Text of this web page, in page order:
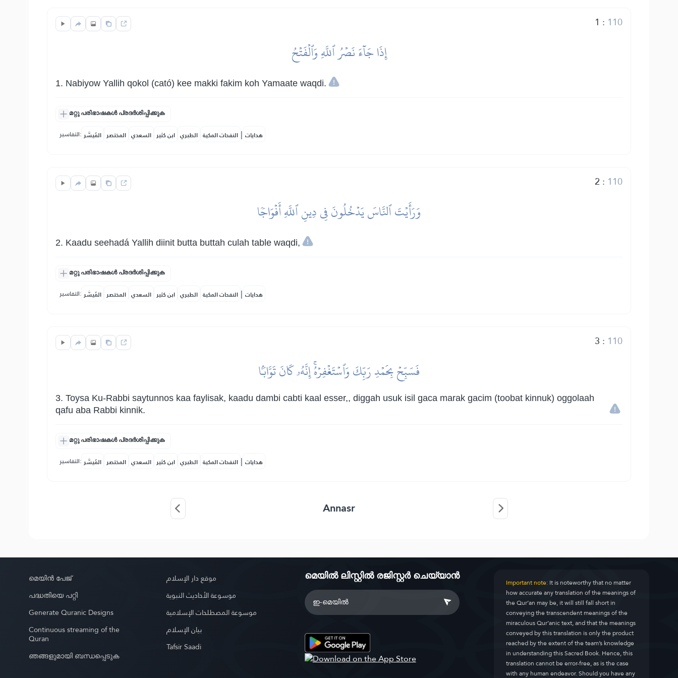
1 : 110
إِذَا جَآءَ نَصۡرُ ٱللَّهِ وَٱلۡفَتۡحُ
1. Nabiyow Yallih qokol (cató) kee makki fakim koh Yamaate waqdi.
മറ്റു പരിഭാഷകൾ പ്രദർശിപ്പിക്കുക
التفاسير: المُيسَّر المختصر السعدي ابن كثير الطبري النفحات المكية | هدايات
2 : 110
وَرَأَيۡتَ ٱلنَّاسَ يَدۡخُلُونَ فِي دِينِ ٱللَّهِ أَفۡوَاجٗا
2. Kaadu seehadá Yallih diinit butta buttah culah table waqdi,
മറ്റു പരിഭാഷകൾ പ്രദർശിപ്പിക്കുക
التفاسير: المُيسَّر المختصر السعدي ابن كثير الطبري النفحات المكية | هدايات
3 : 110
فَسَبِّحۡ بِحَمۡدِ رَبِّكَ وَٱسۡتَغۡفِرۡهُۚ إِنَّهُۥ كَانَ تَوَّابَۢا
3. Toysa Ku-Rabbi saytunnos kaa faylisak, kaadu dambi cabti kaal esser,, diggah usuk isil gaca marak gacim (toobat kinnuk) oggolaah
qafu aba Rabbi kinnik.
മറ്റു പരിഭാഷകൾ പ്രദർശിപ്പിക്കുക
التفاسير: المُيسَّر المختصر السعدي ابن كثير الطبري النفحات المكية | هدايات
Annasr
മെയിൻ പേജ്
പദ്ധതിയെ പറ്റി
Generate Quranic Designs
Continuous streaming of the
Quran
ഞങ്ങളുമായി ബന്ധപ്പെടുക
موقع دار الإسلام
موسوعة الأحاديث النبوية
موسوعة المصطلحات الإسلامية
بيان الإسلام
Tafsir Saadi
മെയിൽ ലിസ്റ്റിൽ രജിസ്റ്റർ ചെയ്യാൻ Important note:It is noteworthy that no matter
how accurate any translation of the meanings of
the Qur’an may be, it will still fall short in
conveying the transcendent meanings of the
miraculous Qur’anic text, and that the meanings
conveyed by this translation is only the product
reached by the extent of the team’s knowledge
in understanding this Sacred Book. Hence, this
translation cannot be error-free, as is the case
with any human endeavor. Should you have any